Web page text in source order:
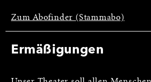
Zum Abofinder (Stammabo)
Ermäßigungen